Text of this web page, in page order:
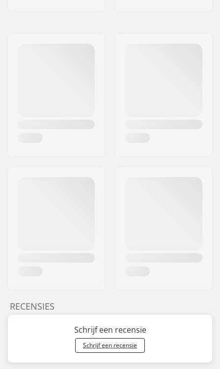
RECENSIES
Schrijf een recensie
Schrijf een recensie